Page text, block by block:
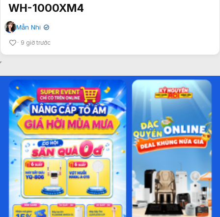
WH-1000XM4
Mẫn Nhi ✔
9 giờ trước